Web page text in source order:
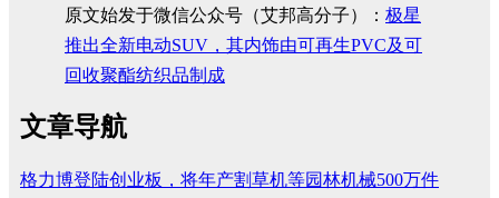
原文始发于微信公众号（艾邦高分子）： 极星
推出全新电动SUV，其内饰由可再生PVC及可
回收聚酯纺织品制成
文章导航
格力博登陆创业板，将年产割草机等园林机械500万件